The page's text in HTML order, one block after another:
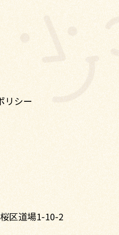
リシー
区道場1-10-2